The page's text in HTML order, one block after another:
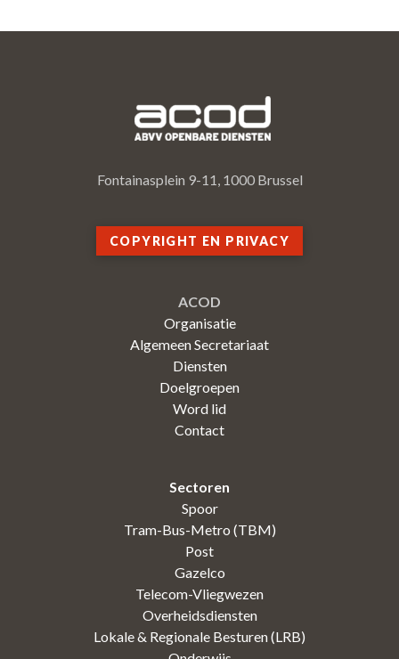
Fontainasplein 9-11, 1000 Brussel
COPYRIGHT EN PRIVACY
ACOD
Organisatie
Algemeen Secretariaat
Diensten
Doelgroepen
Word lid
Contact
Sectoren
Spoor
Tram-Bus-Metro (TBM)
Post
Gazelco
Telecom-Vliegwezen
Overheidsdiensten
Lokale & Regionale Besturen (LRB)